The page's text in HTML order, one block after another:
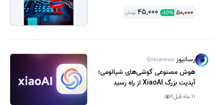
50,000
-10%
45,000 تومان
رسانیوز @rasanews
هوش مصنوعی گوشی‌های شیائومی؛
آپدیت بزرگ XiaoAI از راه رسید
11 ماه قبل 6